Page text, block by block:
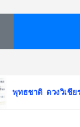
พุทธชาติ ดวงวิเชีย